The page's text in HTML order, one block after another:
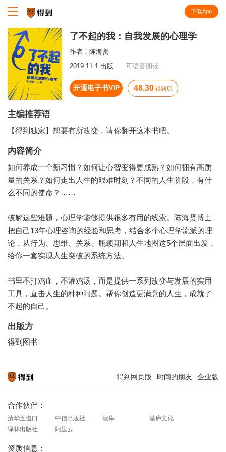
下载App
了不起的我：自我发展的心理学
作者： 陈海贤
2019.11.1 出版
可语音朗读
开通电子书VIP 48.30 得到贝
主编推荐语
【得到独家】想要有所改变，请你翻开这本书吧。
内容简介
如何养成一个新习惯？如何让心智变得更成熟？如何拥有高质
量的关系？如何走出人生的艰难时刻？不同的人生阶段，有什
么不同的使命？……
破解这些难题，心理学能够提供很多有用的线索。陈海贤博士
把自己13年心理咨询的经验和思考，结合多个心理学流派的理
论，从行为、思维、关系、瓶颈期和人生地图这5个层面出发，
给你一套实现人生突破的系统方法。
书里不打鸡血，不灌鸡汤，而是提供一系列改变与发展的实用
工具，直击人生的种种问题。帮你创造更满意的人生，成就了
不起的自己。
出版方
得到图书
得到网页版 时间的朋友 企业版
合作伙伴：
清华五道口 中信出版社 读库
湛庐文化
译林出版社
阿里云
资质信息：